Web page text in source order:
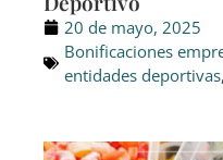
20 de mayo, 2025
Bonificaciones
entidades deportivas,